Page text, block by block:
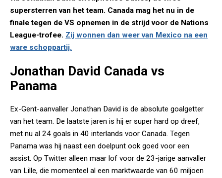
supersterren van het team. Canada mag het nu in de
finale tegen de VS opnemen in de strijd voor de Nations
League-trofee. Zij wonnen dan weer van Mexico na een
ware schoppartij.
Jonathan David Canada vs
Panama
Ex-Gent-aanvaller Jonathan David is de absolute goalgetter
van het team. De laatste jaren is hij er super hard op dreef,
met nu al 24 goals in 40 interlands voor Canada. Tegen
Panama was hij naast een doelpunt ook goed voor een
assist. Op Twitter alleen maar lof voor de 23-jarige aanvaller
van Lille, die momenteel al een marktwaarde van 60 miljoen